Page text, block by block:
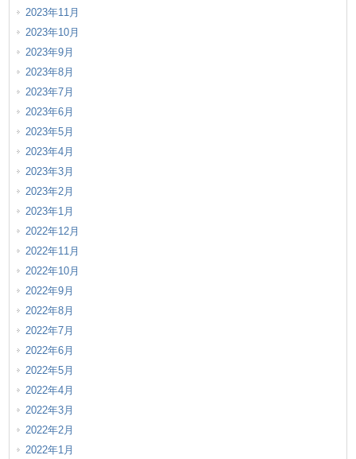
2023年11月
2023年10月
2023年9月
2023年8月
2023年7月
2023年6月
2023年5月
2023年4月
2023年3月
2023年2月
2023年1月
2022年12月
2022年11月
2022年10月
2022年9月
2022年8月
2022年7月
2022年6月
2022年5月
2022年4月
2022年3月
2022年2月
2022年1月